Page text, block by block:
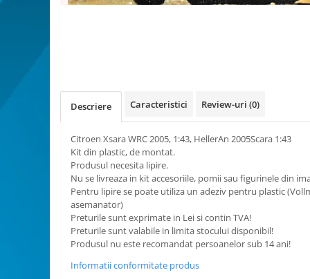
Materiale constructie miniaturale
Pardoseli si textile miniaturale
Decoratiuni miniaturale
Decor exterior
Decor interior miniatural
Plante si Flori miniaturale
Miniaturi alimentare
Bauturi miniaturale
Figurine miniaturale
Descriere Caracteristici Review-uri (0)
Citroen Xsara WRC 2005, 1:43, HellerAn 2005Scara 1:43
Kit din plastic, de montat.
Produsul necesita lipire.
Nu se livreaza in kit accesoriile, pomii sau figurinele din
Pentru lipire se poate utiliza un adeziv pentru plastic
asemanator)
Preturile sunt exprimate in Lei si contin TVA!
Preturile sunt valabile in limita stocului disponibil!
Produsul nu este recomandat persoanelor sub 14 ani!
Informatii conformitate produs